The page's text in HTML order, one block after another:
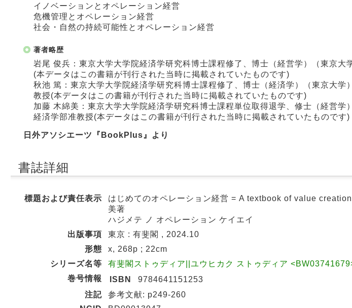
イノベーションとオペレーション経営
危機管理とオペレーション経営
社会・自然の持続可能性とオペレーション経営
著者略歴
岩尾 俊兵：東京大学大学院経済学研究科博士課程修了、博士（経営学）（東京大
(本データはこの書籍が刊行された当時に掲載されていたものです)
秋池 篤：東京大学大学院経済学研究科博士課程修了、博士（経済学）（東京大学
教授(本データはこの書籍が刊行された当時に掲載されていたものです)
加藤 木綿美：東京大学大学院経済学研究科博士課程単位取得退学、修士（経営学
経済学部准教授(本データはこの書籍が刊行された当時に掲載されていたものです)
日外アソシエーツ『BookPlus』より
書誌詳細
標題および責任表示
はじめてのオペレーション経営 = A textbook of value
美著
ハジメテ ノ オペレーション ケイエイ
出版事項
東京 : 有斐閣 , 2024.10
形態
x, 268p ; 22cm
シリーズ名等
有斐閣ストゥディア||ユウヒカク ストゥディア
巻号情報
ISBN
9784641151253
注記
参考文献: p249-260